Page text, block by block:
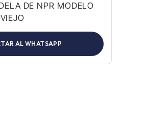
DE NPR MODELO
VIEJO
AL WHATSAPP